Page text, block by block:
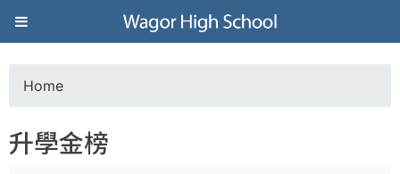
Jump to navigation
葳
格
高
o
Home
升學金榜